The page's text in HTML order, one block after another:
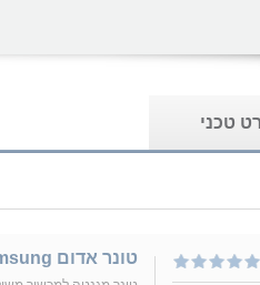
טכני
טונר אדום CLT-M659S Samsung מקורי